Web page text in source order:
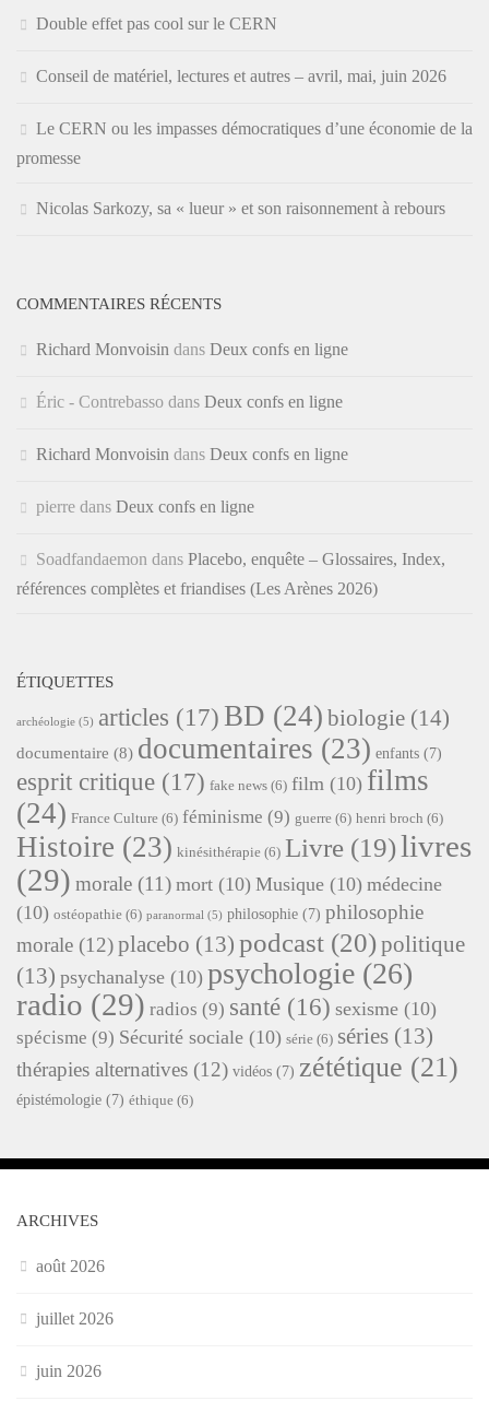
Double effet pas cool sur le CERN
Conseil de matériel, lectures et autres – avril, mai, juin 2026
Le CERN ou les impasses démocratiques d’une économie de la
promesse
Nicolas Sarkozy, sa « lueur » et son raisonnement à rebours
COMMENTAIRES RÉCENTS
Richard Monvoisin dans Deux confs en ligne
Éric - Contrebasso dans Deux confs en ligne
Richard Monvoisin dans Deux confs en ligne
pierre dans Deux confs en ligne
Soadfandaemon dans Placebo, enquête – Glossaires, Index,
références complètes et friandises (Les Arènes 2026)
ÉTIQUETTES
archéologie (5) articles (17) BD (24) biologie (14)
documentaire (8) documentaires (23) enfants (7)
esprit critique (17) fake news (6) film (10) films
(24) France Culture (6) féminisme (9) guerre (6) henri broch (6)
Histoire (23) kinésithérapie (6) Livre (19)livres
(29) morale (11) mort (10) Musique (10) médecine
(10) ostéopathie (6) paranormal (5) philosophie (7) philosophie
morale (12)placebo (13) podcast (20)politique
(13) psychanalyse (10) psychologie (26)
radio (29) radios (9) santé (16) sexisme (10)
spécisme (9) Sécurité sociale (10) série (6) séries (13)
thérapies alternatives (12) vidéos (7) zététique (21)
épistémologie (7) éthique (6)
ARCHIVES
août 2026
juillet 2026
juin 2026